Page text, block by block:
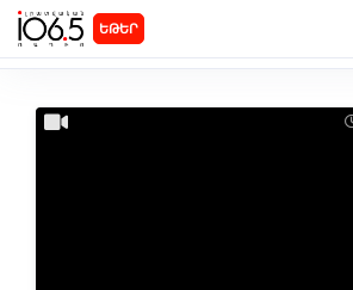
ԵԹԵՐ